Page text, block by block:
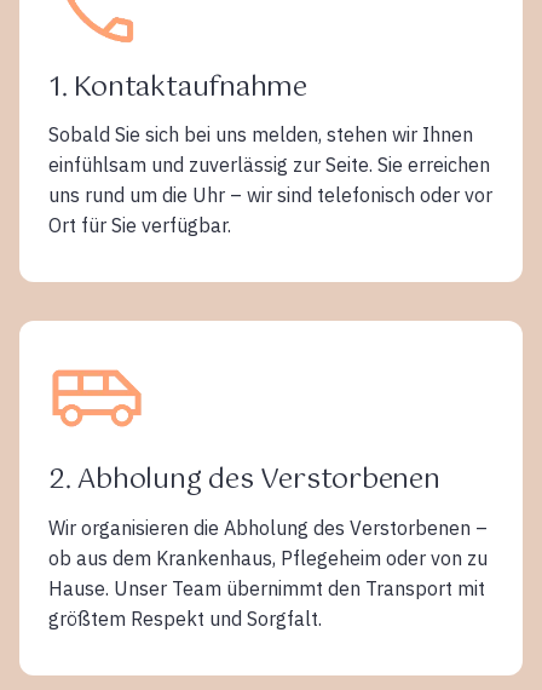
1. Kontaktaufnahme
Sobald Sie sich bei uns melden, stehen wir Ihnen
einfühlsam und zuverlässig zur Seite. Sie erreichen
uns rund um die Uhr – wir sind telefonisch oder vor
Ort für Sie verfügbar.
2. Abholung des Verstorbenen
Wir organisieren die Abholung des Verstorbenen –
ob aus dem Krankenhaus, Pflegeheim oder von zu
Hause. Unser Team übernimmt den Transport mit
größtem Respekt und Sorgfalt.